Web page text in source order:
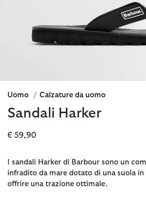
Uomo / Calzature da uomo
Sandali Harker
€ 59,90
I sandali Harker di Barbour sono un
infradito da mare dotato di una suola in
offrire una trazione ottimale.